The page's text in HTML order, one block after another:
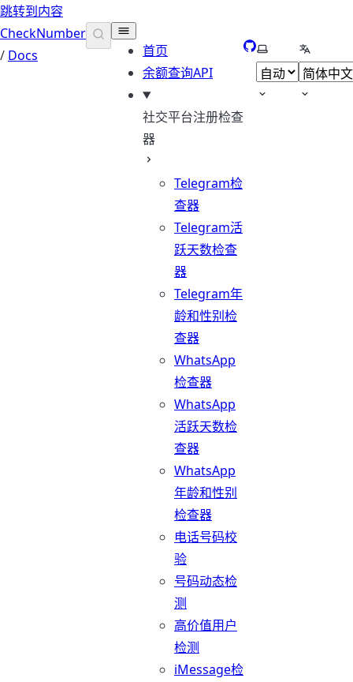
跳转到内容
CheckNumber
/ Docs
首页
余额查询API
社交平台注册检查
器
Telegram检
查器
Telegram活
跃天数检查
器
Telegram年
龄和性别检
查器
WhatsApp
检查器
WhatsApp
活跃天数检
查器
WhatsApp
年龄和性别
检查器
电话号码校
验
号码动态检
测
高价值用户
检测
iMessage检
GitHub
选择主题选择语言